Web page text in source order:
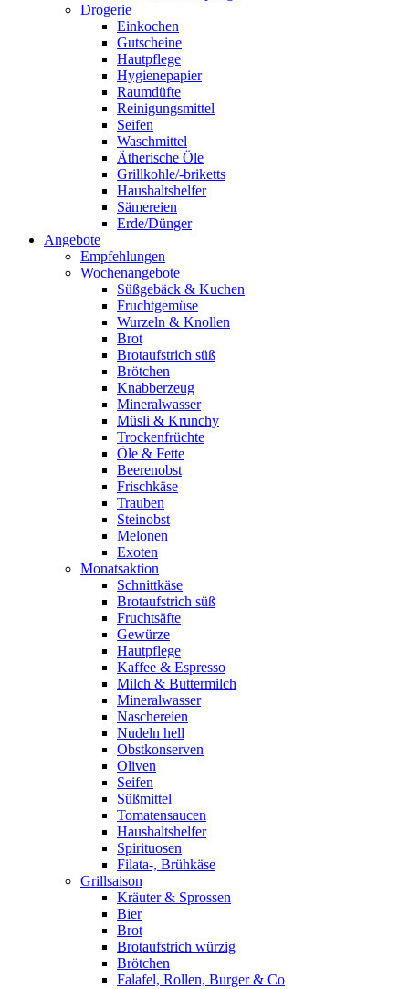
Drogerie
Einkochen
Gutscheine
Hautpflege
Hygienepapier
Raumdüfte
Reinigungsmittel
Seifen
Waschmittel
Ätherische Öle
Grillkohle/-briketts
Haushaltshelfer
Sämereien
Erde/Dünger
Angebote
Empfehlungen
Wochenangebote
Süßgebäck & Kuchen
Fruchtgemüse
Wurzeln & Knollen
Brot
Brotaufstrich süß
Brötchen
Knabberzeug
Mineralwasser
Müsli & Krunchy
Trockenfrüchte
Öle & Fette
Beerenobst
Frischkäse
Trauben
Steinobst
Melonen
Exoten
Monatsaktion
Schnittkäse
Brotaufstrich süß
Fruchtsäfte
Gewürze
Hautpflege
Kaffee & Espresso
Milch & Buttermilch
Mineralwasser
Naschereien
Nudeln hell
Obstkonserven
Oliven
Seifen
Süßmittel
Tomatensaucen
Haushaltshelfer
Spirituosen
Filata-, Brühkäse
Grillsaison
Kräuter & Sprossen
Bier
Brot
Brotaufstrich würzig
Brötchen
Falafel, Rollen, Burger & Co